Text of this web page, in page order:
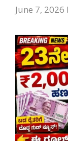
June 7, 2026